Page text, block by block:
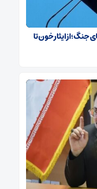
جنگ؛ از ایثار خون تا